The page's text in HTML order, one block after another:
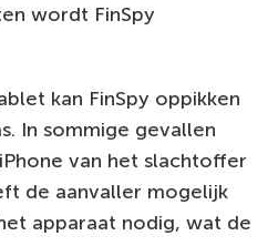
wordt FinSpy
kan FinSpy oppikken
In sommige gevallen
van het slachtoffer
de aanvaller mogelijk
apparaat nodig, wat de